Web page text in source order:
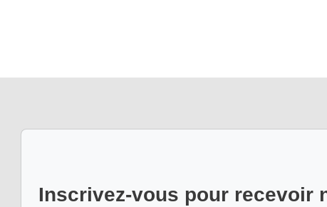
Inscrivez-vous pour recevoir